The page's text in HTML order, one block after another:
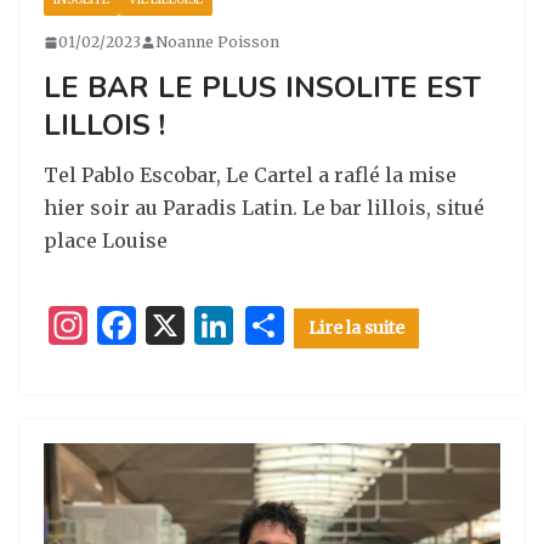
01/02/2023 Noanne Poisson
LE BAR LE PLUS INSOLITE EST
LILLOIS !
Tel Pablo Escobar, Le Cartel a raflé la mise
hier soir au Paradis Latin. Le bar lillois, situé
place Louise
I
a
g
ra
F
e
o
X
Li
e
dI
n
P
ar
g
er
Lire la suite